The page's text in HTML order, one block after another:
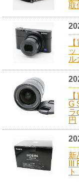
取
ッ
ル
G
ラ
円
新